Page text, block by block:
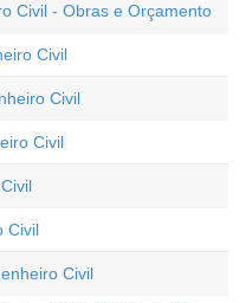
Civil - Obras e Orçamento
Civil
Civil
Civil
Civil
Civil